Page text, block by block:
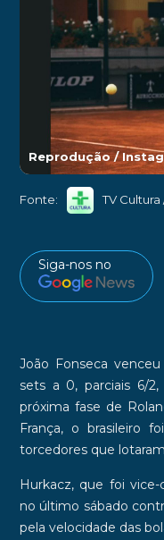
Reprodução /
Fonte: TV Cultura
Siga-nos no
João Fonseca
sets a 0, parciais 6/
próxima fase de
França, o brasileiro
torcedores que
Hurkacz, que foi
no último sábado
pela velocidade das